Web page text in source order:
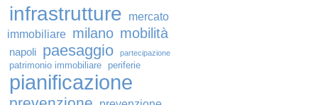
infrastrutture
mercato
immobiliare milano mobilità
napoli paesaggio partecipazione
patrimonio immobiliare periferie
pianificazione